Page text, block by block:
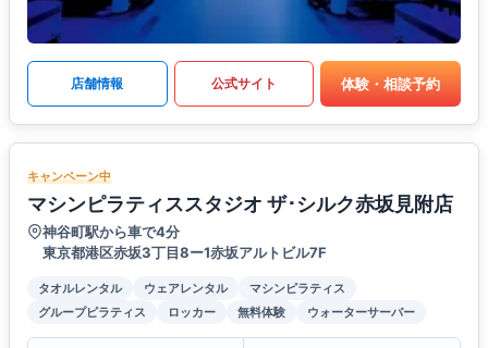
店舗情報 公式サイト 体験・相談予約
キャンペーン中
マシンピラティススタジオ ザ･シルク赤坂見附店
神谷町駅から車で4分
東京都港区赤坂3丁目8ー1赤坂アルトビル7F
タオルレンタル ウェアレンタル
マシンピラティス
グループピラティス
ロッカー 無料体験 ウォーターサーバー